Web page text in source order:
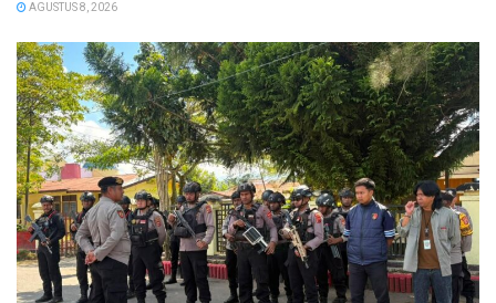
AGUSTUS 8, 2026